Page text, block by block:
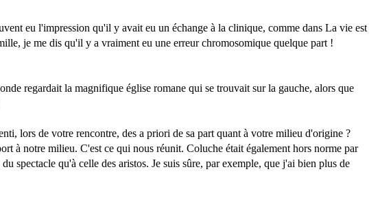
eu l'impression qu'il y avait eu un échange à la clinique, comme dans La vie est
je me dis qu'il y a vraiment eu une erreur chromosomique quelque part !
regardait la magnifique église romane qui se trouvait sur la gauche, alors que
lors de votre rencontre, des a priori de sa part quant à votre milieu d'origine ?
à notre milieu. C'est ce qui nous réunit. Coluche était également hors norme par
spectacle qu'à celle des aristos. Je suis sûre, par exemple, que j'ai bien plus de